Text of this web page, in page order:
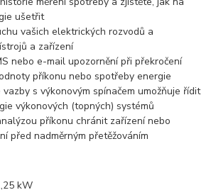
ušetřit
vašich elektrických rozvodů a
a zařízení
nebo e-mail upozornění při překročení
příkonu nebo spotřeby energie
s výkonovým spínačem umožňuje řídit
výkonových (topných) systémů
příkonu chránit zařízení nebo
před nadměrným přetěžováním
kW